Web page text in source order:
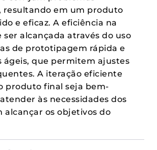
resultando em um produto
e eficaz. A eficiência na
ser alcançada através do uso
de prototipagem rápida e
ágeis, que permitem ajustes
A iteração eficiente
produto final seja bem-
às necessidades dos
alcançar os objetivos do